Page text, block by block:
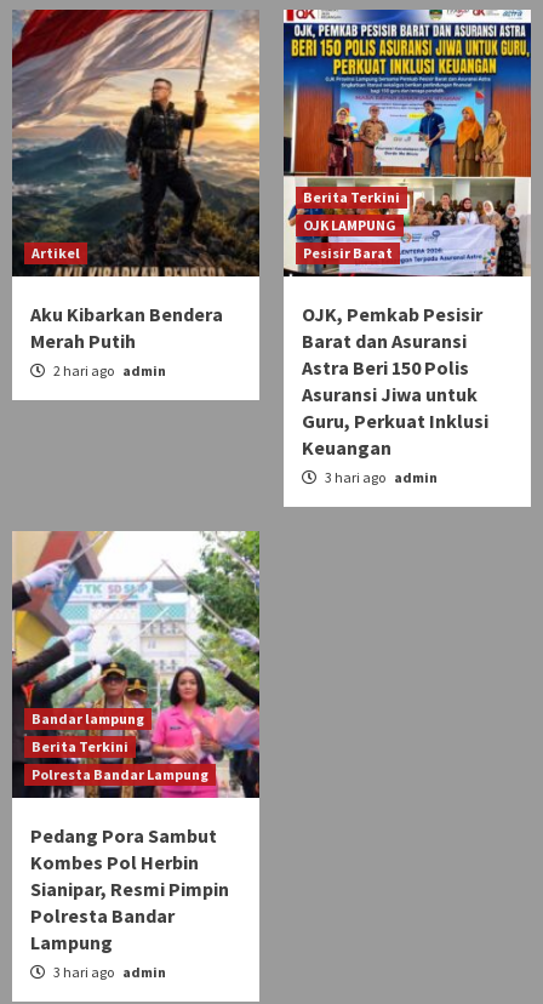
Artikel
Aku Kibarkan Bendera
Merah Putih
2 hari ago admin
Berita Terkini
OJK LAMPUNG
Pesisir Barat
OJK, Pemkab Pesisir
Barat dan Asuransi
Astra Beri 150 Polis
Asuransi Jiwa untuk
Guru, Perkuat Inklusi
Keuangan
3 hari ago admin
Bandar lampung
Berita Terkini
Polresta Bandar Lampung
Pedang Pora Sambut
Kombes Pol Herbin
Sianipar, Resmi Pimpin
Polresta Bandar
Lampung
3 hari ago admin